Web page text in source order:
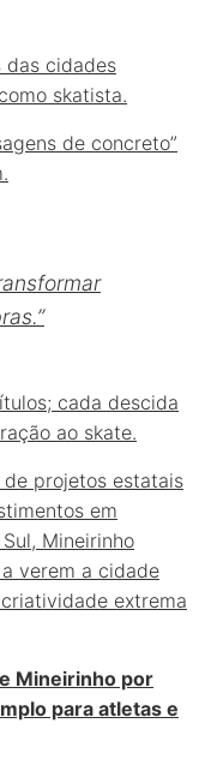
das cidades
skatista.
de concreto”
cada descida
ao skate.
projetos estatais
em
, Mineirinho
verem a cidade
extrema
Mineirinho por
para atletas e